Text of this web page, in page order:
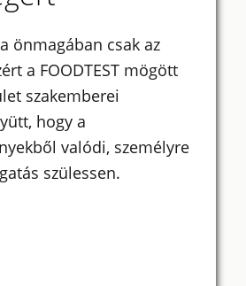
önmagában csak az
a FOODTEST mögött
szakemberei
hogy a
valódi, személyre
szülessen.